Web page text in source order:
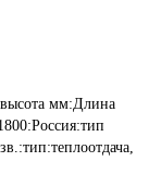
мм:Длина